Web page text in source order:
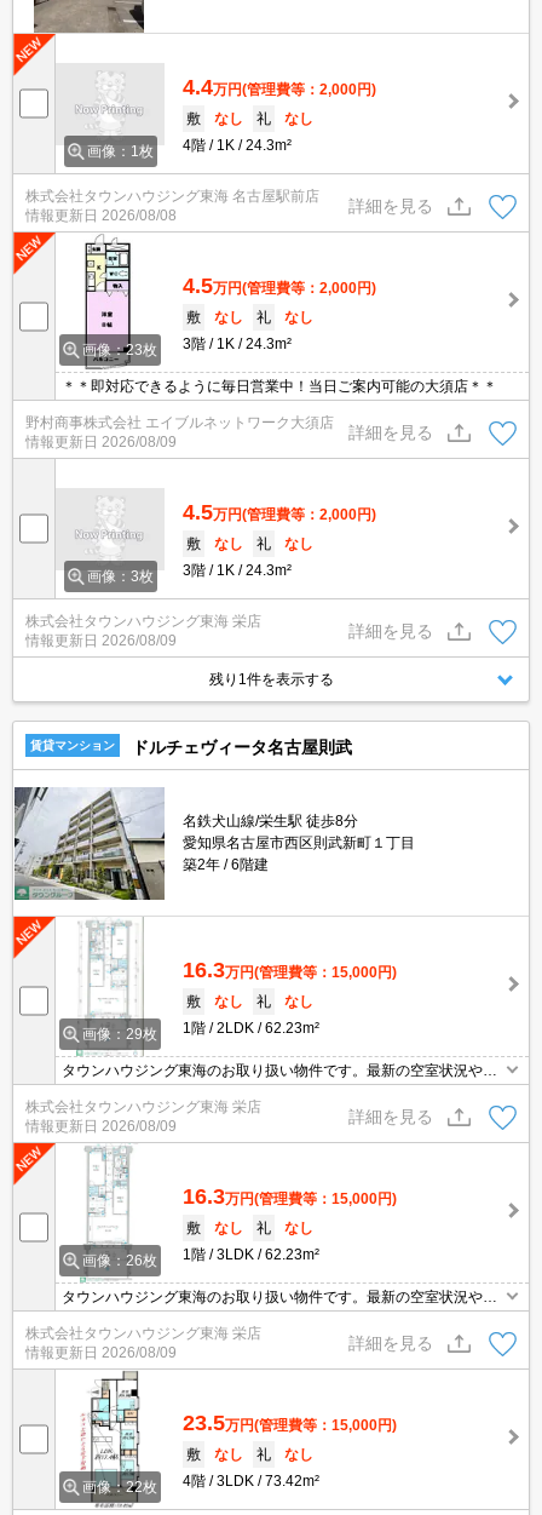
画像：1枚
4.4万円(管理費等：2,000円)
敷
なし 礼
なし
4階
1K 24.3m²
株式会社タウンハウジング東海 名古屋駅前店
情報更新日 2026/08/08
詳細を見る
画像：23枚
4.5万円(管理費等：2,000円)
敷
なし 礼
なし
3階
1K 24.3m²
＊＊即対応できるように毎日営業中！当日ご案内可能の大須店＊＊
野村商事株式会社 エイブルネットワーク大須店
情報更新日 2026/08/09
詳細を見る
画像：3枚
4.5万円(管理費等：2,000円)
敷
なし 礼
なし
3階
1K 24.3m²
株式会社タウンハウジング東海 栄店
情報更新日 2026/08/09
詳細を見る
残り1件を表示する
賃貸マンション ドルチェヴィータ名古屋則武
名鉄犬山線/栄生駅 徒歩8分
愛知県名古屋市西区則武新町１丁目
築2年
6階建
画像：29枚
16.3万円(管理費等：15,000円)
敷
なし 礼
なし
1階
2LDK 62.23m²
タウンハウジング東海のお取り扱い物件です。最新の空室状況やの
株式会社タウンハウジング東海 栄店
情報更新日 2026/08/09
詳細を見る
画像：26枚
16.3万円(管理費等：15,000円)
敷
なし 礼
なし
1階
3LDK 62.23m²
タウンハウジング東海のお取り扱い物件です。最新の空室状況やの
株式会社タウンハウジング東海 栄店
情報更新日 2026/08/09
詳細を見る
画像：22枚
23.5万円(管理費等：15,000円)
敷
なし 礼
なし
4階
3LDK 73.42m²